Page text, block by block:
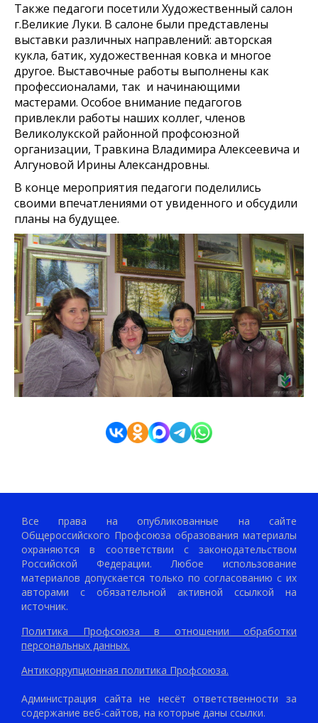
Также педагоги посетили Художественный салон
г.Великие Луки. В салоне были представлены
выставки различных направлений: авторская
кукла, батик, художественная ковка и многое
другое. Выставочные работы выполнены как
профессионалами, так и начинающими
мастерами. Особое внимание педагогов
привлекли работы наших коллег, членов
Великолукской районной профсоюзной
организации, Травкина Владимира Алексеевича и
Алгуновой Ирины Александровны.
В конце мероприятия педагоги поделились
своими впечатлениями от увиденного и обсудили
планы на будущее.
Все права на опубликованные на сайте
Общероссийского Профсоюза образования материалы
охраняются в соответствии с законодательством
Российской Федерации. Любое использование
материалов допускается только по согласованию с их
авторами с обязательной активной ссылкой на
источник.
Политика Профсоюза в отношении обработки
персональных данных.
Антикоррупционная политика Профсоюза.
Администрация сайта не несёт ответственности за
содержание веб-сайтов, на которые даны ссылки.